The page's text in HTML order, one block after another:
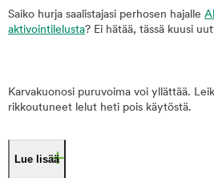
Saiko hurja saalistajasi perhosen hajalle
aktivointilelusta? Ei hätää, tässä kuusi
Karvakuonosi puruvoima voi yllättää.
rikkoutuneet lelut heti pois käytöstä.
Lue lisää